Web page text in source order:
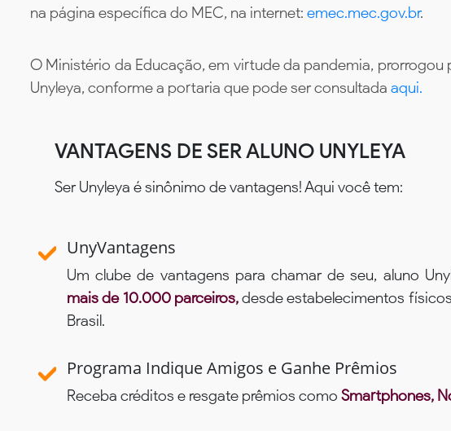
na página específica do MEC, na internet: emec.mec.gov.br.
O Ministério da Educação, em virtude da pandemia,
Unyleya, conforme a portaria que pode ser consultada aqui.
VANTAGENS DE SER ALUNO UNYLEYA
Ser Unyleya é sinônimo de vantagens! Aqui você tem:
UnyVantagens
Um clube de vantagens para chamar de seu, aluno
mais de 10.000 parceiros,desde estabelecimentos
Brasil.
Programa Indique Amigos e Ganhe Prêmios
Receba créditos e resgate prêmios como Smartphones,